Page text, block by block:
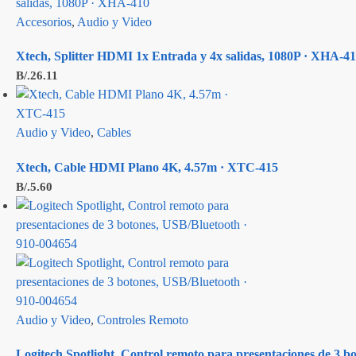
Accesorios, Audio y Video
Xtech, Splitter HDMI 1x Entrada y 4x salidas, 1080P · XHA-
B/.26.11
Audio y Video, Cables
Xtech, Cable HDMI Plano 4K, 4.57m · XTC-415
B/.5.60
Audio y Video, Controles Remoto